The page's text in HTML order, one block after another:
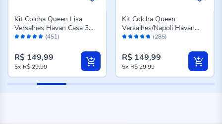
Avaliação: (451)
Kit Colcha Queen Lisa
Versalhes Havan Casa 3
Peças - Branco
R$ 149,99
5x R$ 29,99
Avaliação: (285)
Kit Colcha Queen
Versalhes/Napoli Havan
Casa 3 Peças - Floral Azul
R$ 149,99
5x R$ 29,99